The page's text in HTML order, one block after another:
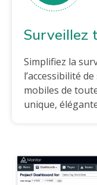
Surveillez
Simplifiez la
l’accessibilité
mobiles de
unique,